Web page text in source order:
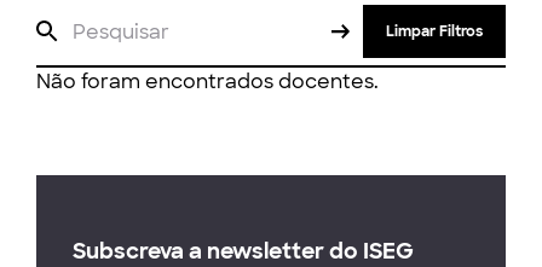
Limpar Filtros
Não foram encontrados docentes.
Subscreva a newsletter do ISEG